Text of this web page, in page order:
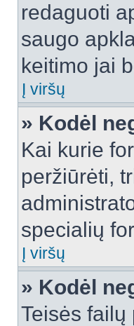
redaguoti
saugo
keitimo jai
Į viršų
» Kodėl
Kai kurie
peržiūrėti,
specialių
Į viršų
» Kodėl
Teisės